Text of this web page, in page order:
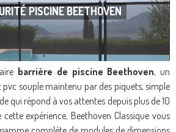
PISCINE BEETHOVEN
barrière de piscine Beethoven, un
souple maintenu par des piquets, simple
qui répond à vos attentes depuis plus de 10
expérience, Beethoven Classique vous